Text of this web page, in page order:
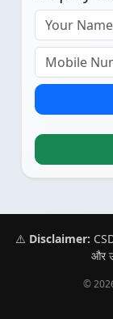
⚠️ Disclaimer:
और
©